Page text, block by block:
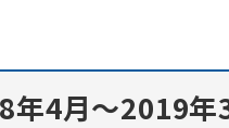
4月～2019年3